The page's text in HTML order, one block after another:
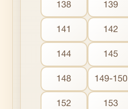
138 139
141 142
144 145
148 149-150
152 153